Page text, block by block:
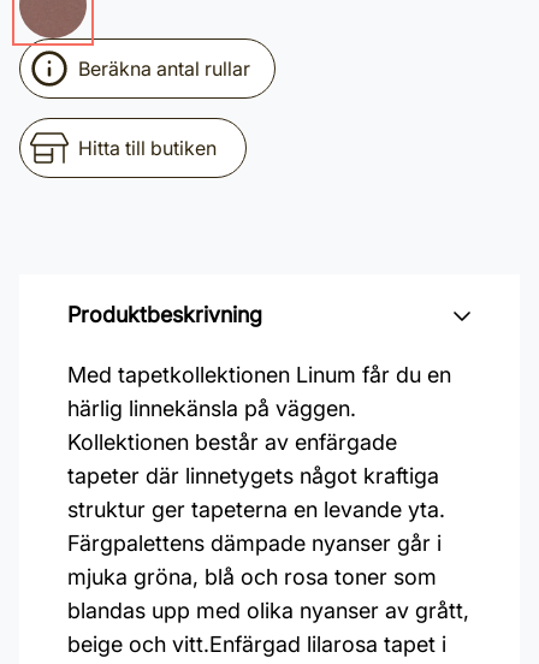
Beräkna antal rullar
Hitta till butiken
Produktbeskrivning
Med tapetkollektionen Linum får du en
härlig linnekänsla på väggen.
Kollektionen består av enfärgade
tapeter där linnetygets något kraftiga
struktur ger tapeterna en levande yta.
Färgpalettens dämpade nyanser går i
mjuka gröna, blå och rosa toner som
blandas upp med olika nyanser av grått,
beige och vitt.Enfärgad lilarosa tapet i